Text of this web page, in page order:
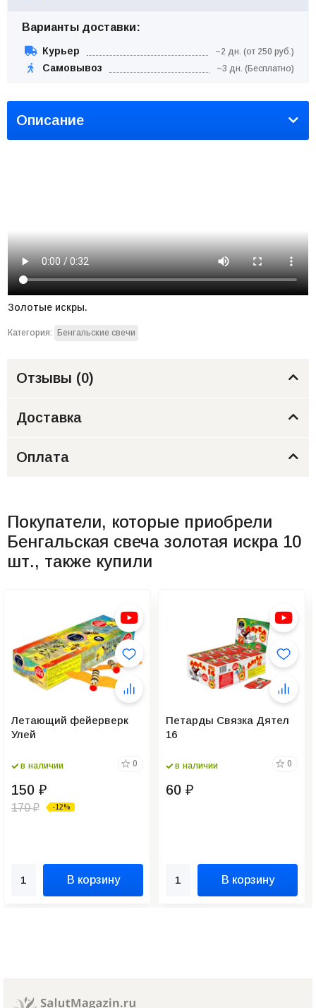
Варианты доставки:
Курьер ~2 дн. (от 250 руб.)
Самовывоз ~3 дн. (Бесплатно)
Описание
Золотые искры.
Категория: Бенгальские свечи
Отзывы (0)
Доставка
Оплата
Покупатели, которые приобрели
Бенгальская свеча золотая искра 10
шт., также купили
Летающий фейерверк
Улей
в наличии 0
150 ₽
170₽ -12%
В корзину
Петарды Связка Дятел
16
в наличии 0
60 ₽
В корзину